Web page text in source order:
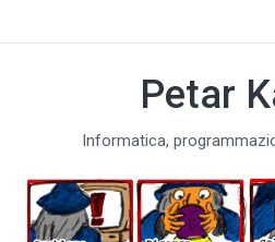
Petar
Informatica,